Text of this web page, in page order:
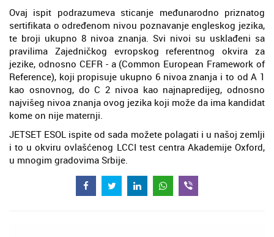
Ovaj ispit podrazumeva sticanje međunarodno priznatog
sertifikata o određenom nivou poznavanje engleskog jezika,
te broji ukupno 8 nivoa znanja. Svi nivoi su usklađeni sa
pravilima Zajedničkog evropskog referentnog okvira za
jezike, odnosno CEFR - a (Common European Framework of
Reference), koji propisuje ukupno 6 nivoa znanja i to od A 1
kao osnovnog, do C 2 nivoa kao najnapredijeg, odnosno
najvišeg nivoa znanja ovog jezika koji može da ima kandidat
kome on nije maternji.
JETSET ESOL ispite od sada možete polagati i u našoj zemlji
i to u okviru ovlašćenog LCCI test centra Akademije Oxford,
u mnogim gradovima Srbije.